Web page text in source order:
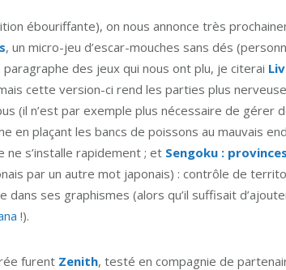
ébouriffante), on nous annonce très
, un micro-jeu d’escar-mouches sans dés
des jeux qui nous ont plu, je citerai
cette version-ci rend les parties plus
(il n’est par exemple plus nécessaire de gérer
en plaçant les bancs de poissons au mauvais
ne s’installe rapidement ; et Sengoku :
par un autre mot japonais) : contrôle de
dans ses graphismes (alors qu’il suffisait
!).
furent Zenith, testé en compagnie de